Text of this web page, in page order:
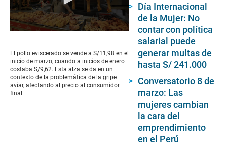
of
1
minute,
26
seconds
El pollo eviscerado se vende a S/11,98 en el
inicio de marzo, cuando a inicios de enero
costaba S/9,62. Esta alza se da en un
contexto de la problemática de la gripe
aviar, afectando al precio al consumidor
final.
Día Internacional
de la Mujer: No
contar con política
salarial puede
generar multas de
hasta S/ 241.000
Conversatorio 8 de
marzo: Las
mujeres cambian
la cara del
emprendimiento
en el Perú